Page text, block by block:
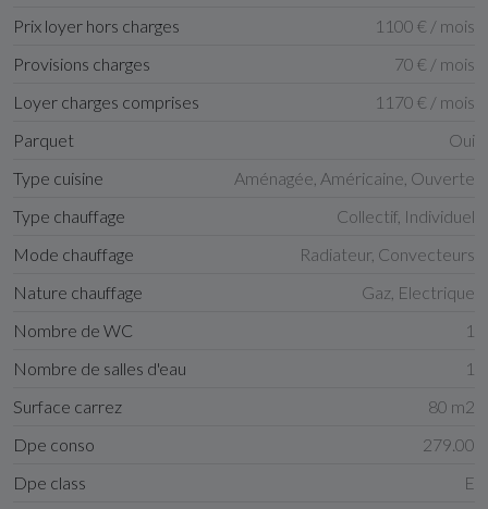
Prix loyer hors charges
1100 € / mois
Provisions charges
70 € / mois
Loyer charges comprises
1170 € / mois
Parquet
Oui
Type cuisine
Aménagée, Américaine, Ouverte
Type chauffage
Collectif, Individuel
Mode chauffage
Radiateur, Convecteurs
Nature chauffage
Gaz, Electrique
Nombre de WC
1
Nombre de salles d'eau
1
Surface carrez
80 m2
Dpe conso
279.00
Dpe class
E